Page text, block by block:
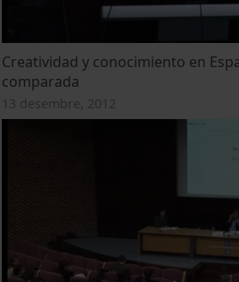
Creatividad y conocimiento en
comparada
13 desembre, 2012